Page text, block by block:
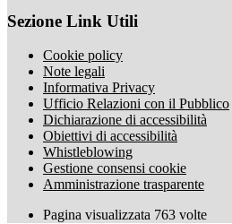
Sezione Link Utili
Cookie policy
Note legali
Informativa Privacy
Ufficio Relazioni con il Pubblico
Dichiarazione di accessibilità
Obiettivi di accessibilità
Whistleblowing
Gestione consensi cookie
Amministrazione trasparente
Pagina visualizzata 763 volte